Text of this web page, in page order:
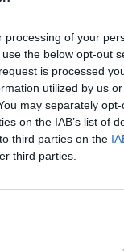
processing of your
the below opt-out
is processed
utilized by us
may separately
on the IAB’s list of
third parties on the
third parties.
pareigūnų
neteisėtos
kiek